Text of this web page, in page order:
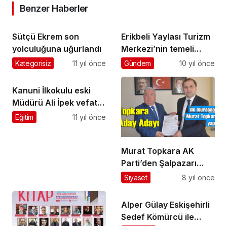
g
e
n
e
m
n
u
n
Benzer Haberler
Sütçü Ekrem son
yolculuğuna uğurlandı
Kategorisiz 11 yıl önce
Erikbeli Yaylası Turizm
Merkezi’nin temeli
törenle atıldı
Gündem 10 yıl önce
Kanuni İlkokulu eski
Müdürü Ali İpek vefat
etti
Eğitim 11 yıl önce
Murat Topkara AK
Parti’den Şalpazarı
Belediye Başkanlığı’na
Siyaset 8 yıl önce
Alper Gülay Eskişehirli
Sedef Kömürcü ile